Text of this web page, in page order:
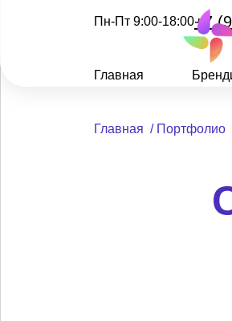
Пн-Пт 9:00-18:00+7
Главная
Главная / Портфолио